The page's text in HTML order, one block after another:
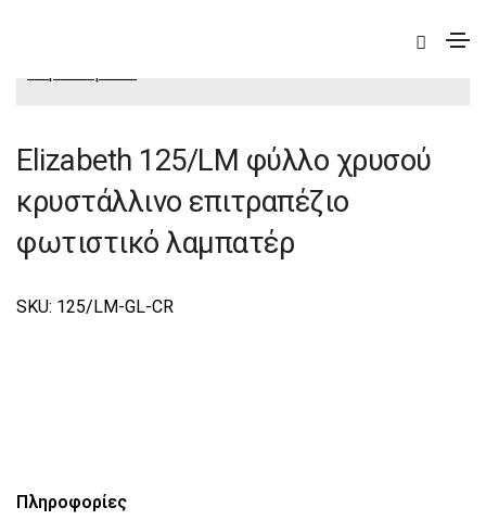
Elizabeth Φωτιστικά Επιτραπέζια-
Elizabeth 125/LM φύλλο χρυσού
κρυστάλλινο επιτραπέζιο
φωτιστικό λαμπατέρ
SKU: 125/LM-GL-CR
Πληροφορίες